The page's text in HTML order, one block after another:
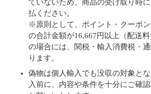
ていないため、商品の受け取り時
払ください。
※原則として、ポイント・クーポ
の合計金額が16,667円以上（配送
の場合には、関税・輸入消費税・
ります。
偽物は個人輸入でも没収の対象と
入前に、内容や条件を十分にご確